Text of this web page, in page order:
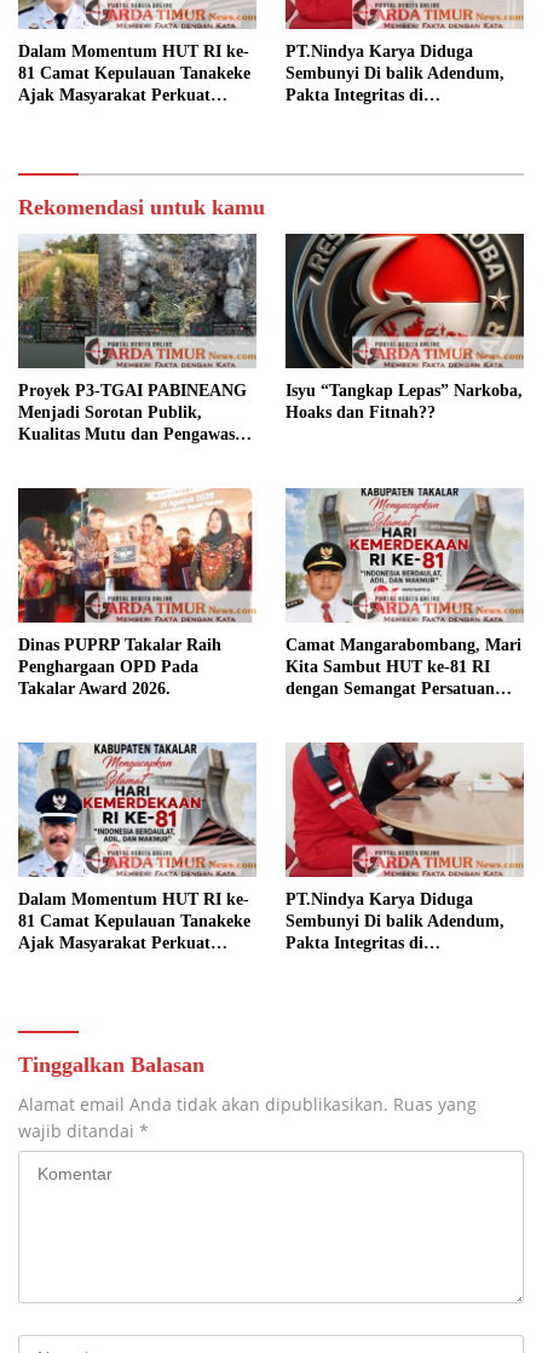
Dalam Momentum HUT RI ke-
81 Camat Kepulauan Tanakeke
Ajak Masyarakat Perkuat
PT.Nindya Karya Diduga
Sembunyi Di balik Adendum,
Pakta Integritas di
Rekomendasi untuk kamu
Proyek P3-TGAI PABINEANG
Menjadi Sorotan Publik,
Kualitas Mutu dan Pengawasan
Isyu “Tangkap Lepas” Narkoba,
Hoaks dan Fitnah??
Dinas PUPRP Takalar Raih
Penghargaan OPD Pada
Takalar Award 2026.
Camat Mangarabombang, Mari
Kita Sambut HUT ke-81 RI
dengan Semangat Persatuan
Dalam Momentum HUT RI ke-
81 Camat Kepulauan Tanakeke
Ajak Masyarakat Perkuat
PT.Nindya Karya Diduga
Sembunyi Di balik Adendum,
Pakta Integritas di
Tinggalkan Balasan
Alamat email Anda tidak akan dipublikasikan. Ruas yang
wajib ditandai *